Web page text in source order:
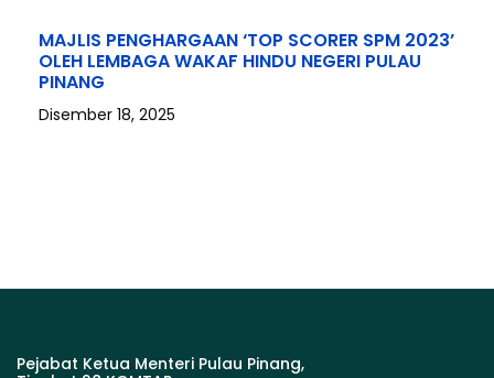
MAJLIS PENGHARGAAN ‘TOP SCORER SPM 2023’
OLEH LEMBAGA WAKAF HINDU NEGERI PULAU
PINANG
Disember 18, 2025
Pejabat Ketua Menteri Pulau Pinang,